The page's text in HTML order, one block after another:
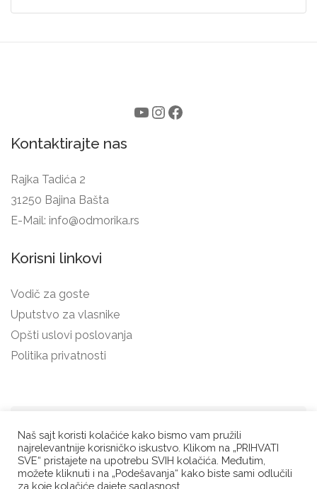
Kontaktirajte nas
Rajka Tadića 2
31250 Bajina Bašta
E-Mail: info@odmorika.rs
Korisni linkovi
Vodič za goste
Uputstvo za vlasnike
Opšti uslovi poslovanja
Politika privatnosti
Odmorika.rs tim ©
2021/23. Sva prava
zadržana. Dodatne
Naš sajt koristi kolačiće kako bismo vam pružili
najrelevantnije korisničko iskustvo. Klikom na „PRIHVATI
SVE“ pristajete na upotrebu SVIH kolačića. Međutim,
možete kliknuti i na „Podešavanja“ kako biste sami odlučili
za koje kolačiće dajete saglasnost.